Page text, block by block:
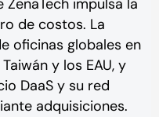
impulsa la
de costos. La
oficinas globales en
y los EAU, y
DaaS y su red
adquisiciones.